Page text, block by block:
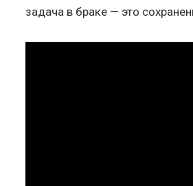
задача в браке — это